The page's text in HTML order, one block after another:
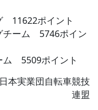
11622ポイント
チーム 5746ポイン
5509ポイント
本実業団自転車競技
連盟